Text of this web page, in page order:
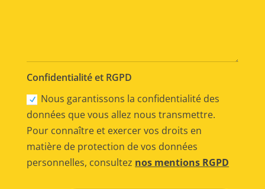
Confidentialité et RGPD
Nous garantissons la confidentialité des
données que vous allez nous transmettre.
Pour connaître et exercer vos droits en
matière de protection de vos données
personnelles, consultez nos mentions RGPD